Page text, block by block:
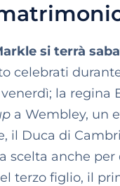
si terrà
celebrati
la regina
a Wembley, un
il Duca di
scelta anche
terzo figlio, il